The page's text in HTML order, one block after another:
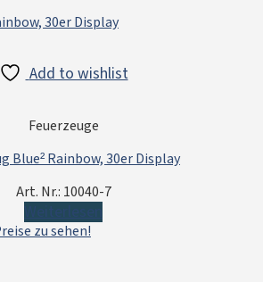
Add to wishlist
Feuerzeuge
Blue² Rainbow, 30er Display
Art. Nr.: 10040-7
zu sehen!